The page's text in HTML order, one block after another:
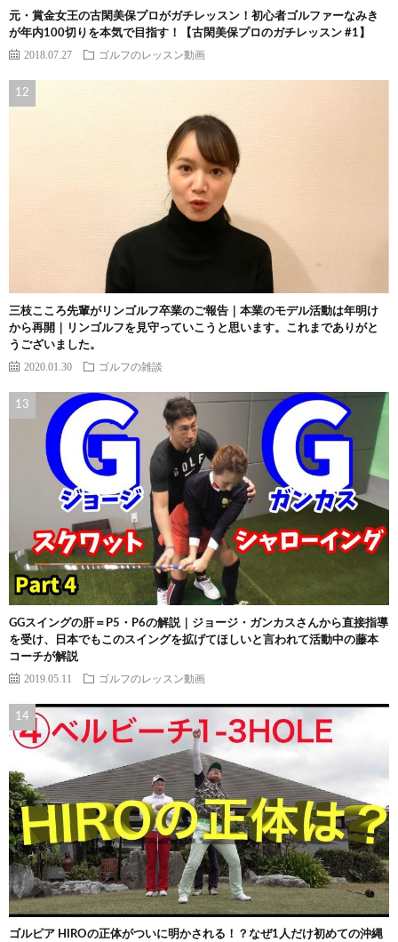
元・賞金女王の古閑美保プロがガチレッスン！初心者ゴルファーなみき
が年内100切りを本気で目指す！【古閑美保プロのガチレッスン #1】
2018.07.27 ゴルフのレッスン動画
三枝こころ先輩がリンゴルフ卒業のご報告｜本業のモデル活動は年明け
から再開｜リンゴルフを見守っていこうと思います。これまでありがと
うございました。
2020.01.30 ゴルフの雑談
GGスイングの肝＝P5・P6の解説｜ジョージ・ガンカスさんから直接指導
を受け、日本でもこのスイングを拡げてほしいと言われて活動中の藤本
コーチが解説
2019.05.11 ゴルフのレッスン動画
ゴルピア HIROの正体がついに明かされる！？なぜ1人だけ初めての沖縄